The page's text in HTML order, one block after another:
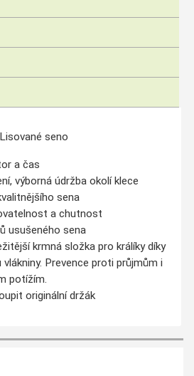
seno
a čas
výborná údržba okolí klece
sena
a chutnost
usušeného sena
krmná složka pro králíky díky
Prevence proti průjmům i
potížím.
originální držák